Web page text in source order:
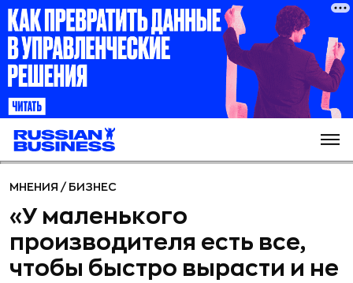
МНЕНИЯ / БИЗНЕС
«У маленького
производителя есть все,
чтобы быстро вырасти и не